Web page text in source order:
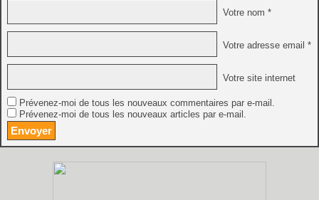
Votre nom *
Votre adresse email *
Votre site internet
Prévenez-moi de tous les nouveaux commentaires par e-mail.
Prévenez-moi de tous les nouveaux articles par e-mail.